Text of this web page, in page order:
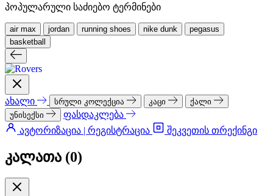
პოპულარული საძიებო ტერმინები
air max jordan running shoes nike dunk
pegasus
basketball
ახალი სრული კოლექცია კაცი
ქალი
უნისექსი
ფასდაკლება
ავტორიზაცია | რეგისტრაცია
შეკვეთის თრექინგი
კალათა (0)